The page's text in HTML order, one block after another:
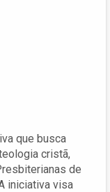
que busca
cristã,
de
iniciativa visa